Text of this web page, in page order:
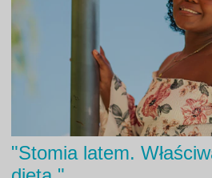
"Stomia latem.